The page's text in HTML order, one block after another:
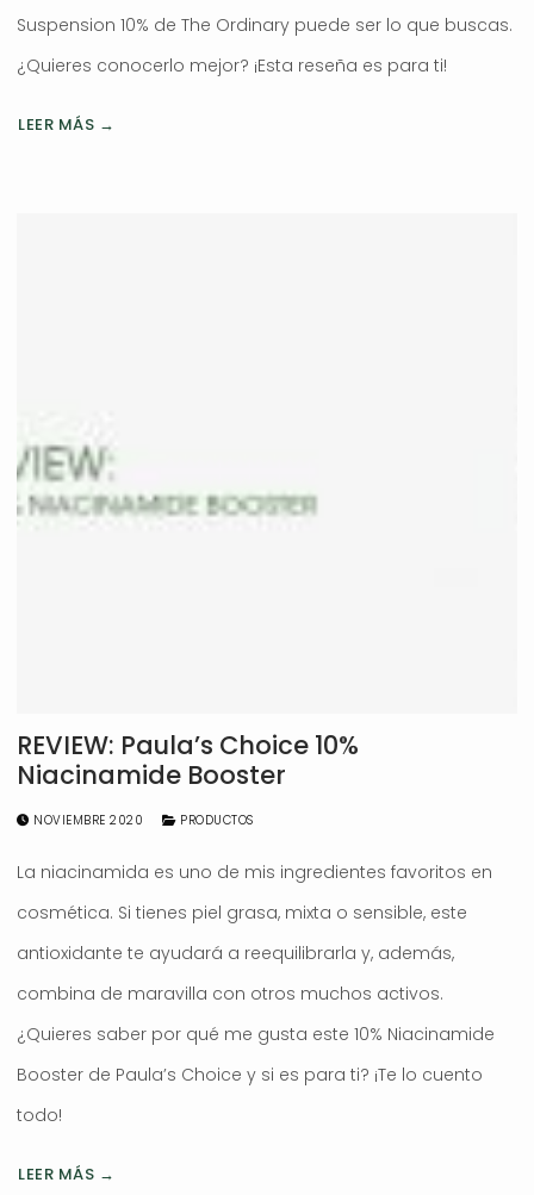
Suspension 10% de The Ordinary puede ser lo que buscas.
¿Quieres conocerlo mejor? ¡Esta reseña es para ti!
LEER MÁS →
REVIEW: Paula’s Choice 10%
Niacinamide Booster
NOVIEMBRE 2020 PRODUCTOS
La niacinamida es uno de mis ingredientes favoritos en
cosmética. Si tienes piel grasa, mixta o sensible, este
antioxidante te ayudará a reequilibrarla y, además,
combina de maravilla con otros muchos activos.
¿Quieres saber por qué me gusta este 10% Niacinamide
Booster de Paula’s Choice y si es para ti? ¡Te lo cuento
todo!
LEER MÁS →